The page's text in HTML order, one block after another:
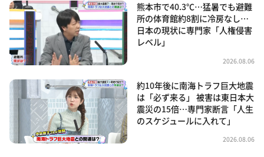
熊本市で40.3℃…猛暑でも避難
所の体育館約8割に冷房なし…
日本の現状に専門家「人権侵害
レベル」
2026.08.06
約10年後に南海トラフ巨大地震
は「必ず来る」 被害は東日本大
震災の15倍…専門家断言「人生
のスケジュールに入れて」
2026.08.06